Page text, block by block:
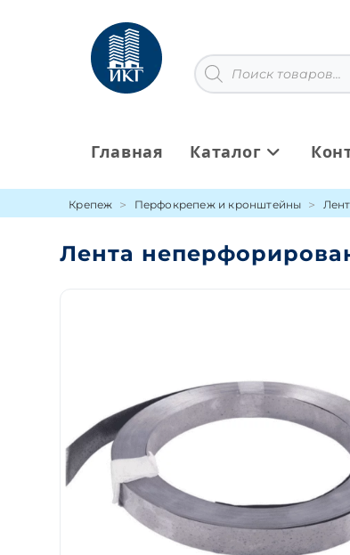
содержимому
Поиск
товаров
Главная Каталог
Крепеж Перфокрепеж и кронштейны
Лента